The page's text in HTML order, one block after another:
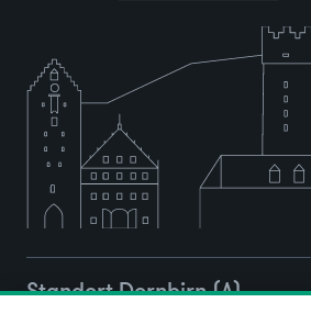
Standort Dornbirn (A)